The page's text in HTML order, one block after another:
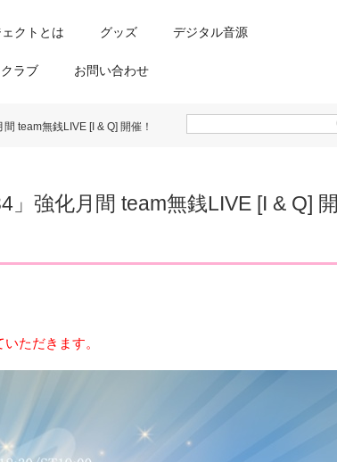
クトとは グッズ デジタル音源
ラブ お問い合わせ
team無銭LIVE [I & Q] 開催！
強化月間 team無銭LIVE [I & Q] 開
ただきます。